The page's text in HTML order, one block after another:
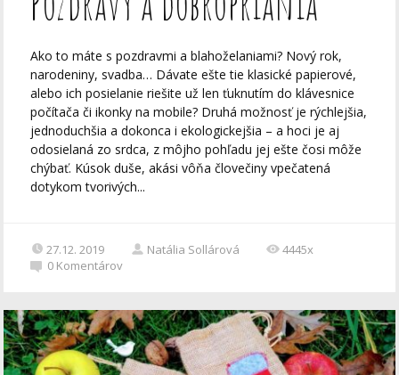
Ako to máte s pozdravmi a blahoželaniami? Nový rok,
narodeniny, svadba… Dávate ešte tie klasické papierové,
alebo ich posielanie riešite už len ťuknutím do klávesnice
počítača či ikonky na mobile? Druhá možnosť je rýchlejšia,
jednoduchšia a dokonca i ekologickejšia – a hoci je aj
odosielaná zo srdca, z môjho pohľadu jej ešte čosi môže
chýbať. Kúsok duše, akási vôňa človečiny vpečatená
dotykom tvorivých...
27.12. 2019 Natália Sollárová
4445x
0 Komentárov